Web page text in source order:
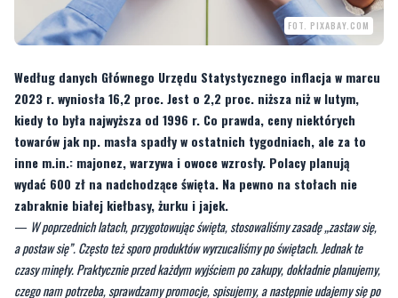
Według danych Głównego Urzędu Statystycznego inflacja w marcu
2023 r. wyniosła 16,2 proc. Jest o 2,2 proc. niższa niż w lutym,
towarów jak np. masła spadły w ostatnich tygodniach, ale za to
inne m.in.: majonez, warzywa i owoce wzrosły. Polacy planują
wydać 600 zł na nadchodzące święta. Na pewno na stołach nie
zabraknie białej kiełbasy, żurku i jajek.
—W poprzednich latach, przygotowując święta, stosowaliśmy zasadę „zastaw się,
a postaw się”. Często też sporo produktów wyrzucaliśmy po świętach. Jednak te
czasy minęły. Praktycznie przed każdym wyjściem po zakupy, dokładnie planujemy,
czego nam potrzeba, sprawdzamy promocje, spisujemy, a następnie udajemy się po
najpotrzebniejsze towary. Często też wybieramy produkty tańsze- czytamy na
portalu samorządu województwa pomorskiego.
Jednak tu trzeba zwrócić uwagę na pułapkę, którą od pewnego czasu stosują